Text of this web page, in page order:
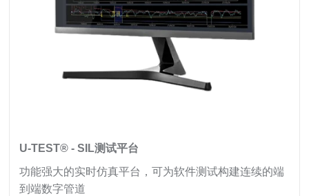
U-TEST® - SIL测试平台
功能强大的实时仿真平台，可为软件测试构建连续的端
到端数字管道